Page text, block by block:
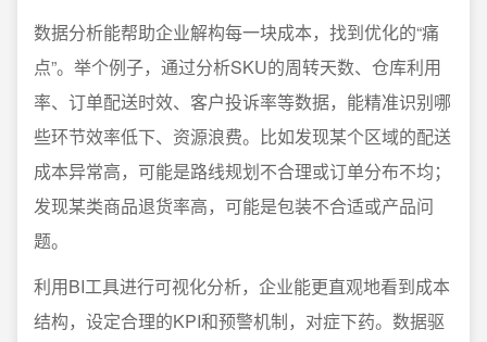
数据分析能帮助企业解构每一块成本，找到优化的“痛
点”。举个例子，通过分析SKU的周转天数、仓库利用
率、订单配送时效、客户投诉率等数据，能精准识别哪
些环节效率低下、资源浪费。比如发现某个区域的配送
成本异常高，可能是路线规划不合理或订单分布不均；
发现某类商品退货率高，可能是包装不合适或产品问
题。
利用BI工具进行可视化分析，企业能更直观地看到成本
结构，设定合理的KPI和预警机制，对症下药。数据驱